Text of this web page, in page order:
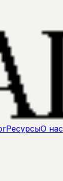
РесурсыО нас